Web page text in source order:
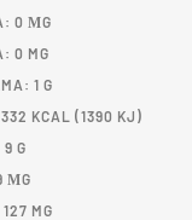
0 ΜG
0 MG
1 G
KCAL (1390 KJ)
G
ΜG
MG